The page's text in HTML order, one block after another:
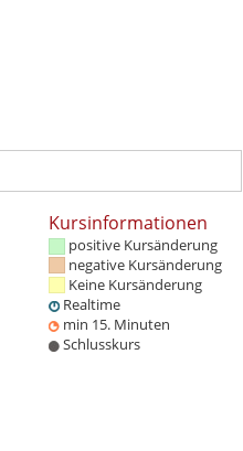
Kursinformationen
positive Kursänderung
negative Kursänderung
Keine Kursänderung
Realtime
min 15. Minuten
Schlusskurs